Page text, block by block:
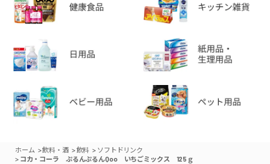
ホーム >飲料・酒 >飲料 > ソフトドリンク
> コカ・コーラ ぷるんぷるんQoo いちごミックス 125ｇ